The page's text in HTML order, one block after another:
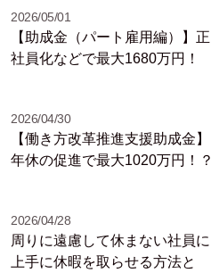
2026/05/01
【助成金（パート雇用編）】正
社員化などで最大1680万円！
2026/04/30
【働き方改革推進支援助成金】
年休の促進で最大1020万円！？
2026/04/28
周りに遠慮して休まない社員に
上手に休暇を取らせる方法と